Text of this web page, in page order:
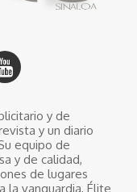
y de
y un diario
equipo de
y de calidad,
de lugares
la vanguardia, Élite